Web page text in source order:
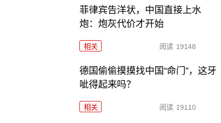
菲律宾告洋状，中国直接上水
炮：炮灰代价才开始
相关 阅读 19148
德国偷偷摸摸找中国“命门”，这牙
呲得起来吗？
相关 阅读 19110